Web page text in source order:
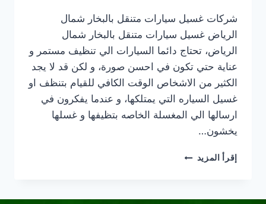
شركات غسيل سيارات متنقل بالبخار شمال
الرياض غسيل سيارات متنقل بالبخار شمال
الرياض، تحتاج دائما السيارات الي تنظيف مستمر و
عناية حتي تكون في احسن صورة، و لكن قد لا يجد
الكثير من الاشخاص الوقت الكافي للقيام بتنظف او
غسيل السياره التي يمتلكها، و عندما يفكرون في
ارسالها الي المغسلة الخاصه بتظيفها و غسلها
يخشون…
إقرأ المزيد غسيل